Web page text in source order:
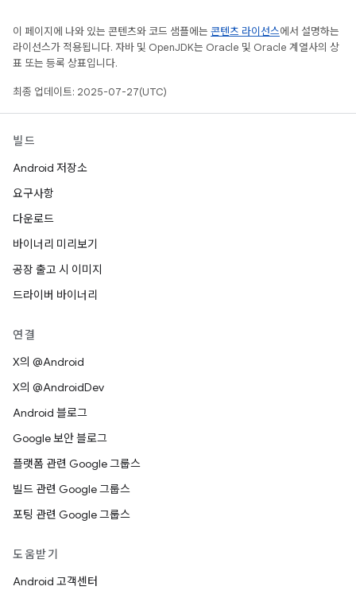
이 페이지에 나와 있는 콘텐츠와 코드 샘플에는 콘텐츠 라이선스에서 설명하는
라이선스가 적용됩니다. 자바 및 OpenJDK는 Oracle 및 Oracle 계열사의 상
표 또는 등록 상표입니다.
최종 업데이트: 2025-07-27(UTC)
빌드
Android 저장소
요구사항
다운로드
바이너리 미리보기
공장 출고 시 이미지
드라이버 바이너리
연결
X의 @Android
X의 @AndroidDev
Android 블로그
Google 보안 블로그
플랫폼 관련 Google 그룹스
빌드 관련 Google 그룹스
포팅 관련 Google 그룹스
도움받기
Android 고객센터